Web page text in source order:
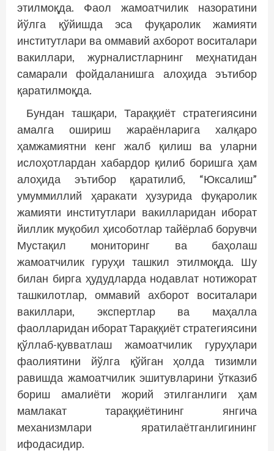
этилмоқда. Фаол жамоатчилик назоратини
йўлга қўйишда эса фуқаролик жамияти
институтлари ва оммавий ахборот воситалари
вакиллари, журналистларнинг меҳнатидан
самарали фойдаланишга алоҳида эътибор
қаратилмоқда.
Бундан ташқари, Тараққиёт стратегиясини
амалга ошириш жараёнларига халқаро
ҳамжамиятни кенг жалб қилиш ва уларни
ислоҳотлардан хабардор қилиб боришга ҳам
алоҳида эътибор қаратилиб, “Юксалиш”
умуммиллий ҳаракати ҳузурида фуқаролик
жамияти институтлари вакилларидан иборат
йиллик муқобил ҳисоботлар тайёрлаб борувчи
Мустақил мониторинг ва баҳолаш
жамоатчилик гуруҳи ташкил этилмоқда. Шу
билан бирга ҳудудларда нодавлат нотижорат
ташкилотлар, оммавий ахборот воситалари
вакиллари, экспертлар ва маҳалла
фаолларидан иборат Тараққиёт стратегиясини
қўллаб-қувватлаш жамоатчилик гуруҳлари
фаолиятини йўлга қўйган ҳолда тизимли
равишда жамоатчилик эшитувларини ўтказиб
бориш амалиёти жорий этилганлиги ҳам
мамлакат тараққиётининг янгича
механизмлари яратилаётганлигининг
ифодасидир.